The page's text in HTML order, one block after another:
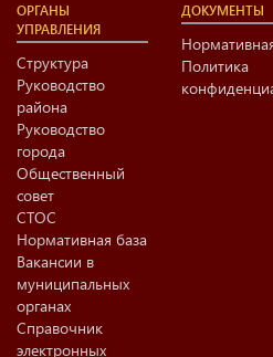
ОРГАНЫ
УПРАВЛЕНИЯ
Структура
Руководство
района
Руководство
города
Общественный
совет
СТОС
Нормативная база
Вакансии в
муниципальных
органах
Справочник
электронных
ДОКУМЕНТЫ
Политика